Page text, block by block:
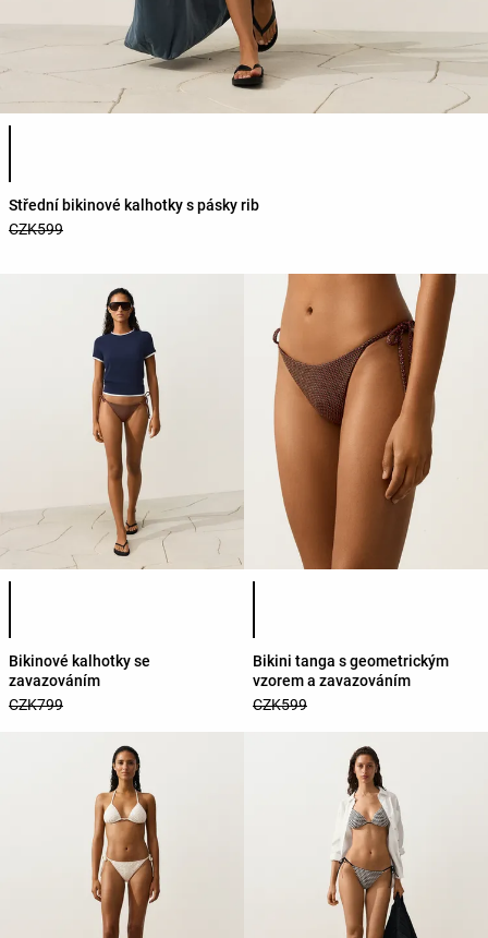
Seznam barev produktu
Střední bikinové kalhotky s pásky rib
CZK599
Bikinové kalhotky se
zavazováním
CZK799
Bikini tanga s geometrickým
vzorem a zavazováním
CZK599